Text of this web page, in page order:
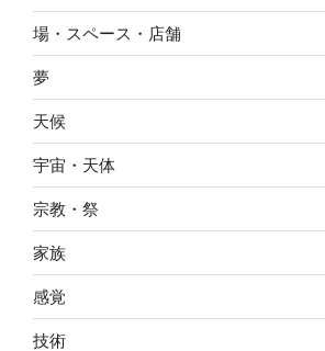
場・スペース・店舗
夢
天候
宇宙・天体
宗教・祭
家族
感覚
技術